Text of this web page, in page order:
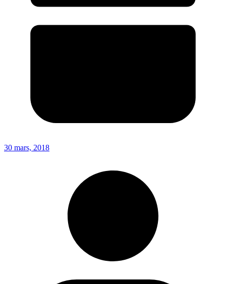
30 mars, 2018